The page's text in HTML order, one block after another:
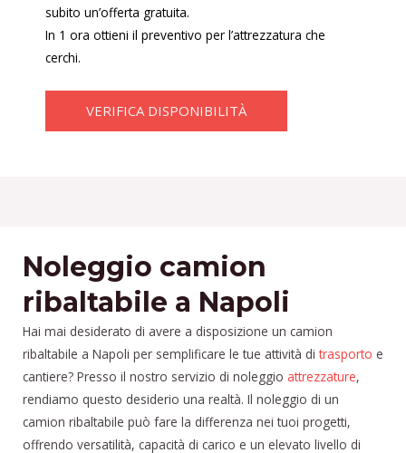
subito un’offerta gratuita.
In 1 ora ottieni il preventivo per l’attrezzatura che
cerchi.
VERIFICA DISPONIBILITÀ
Noleggio camion
ribaltabile a Napoli
Hai mai desiderato di avere a disposizione un camion
ribaltabile a Napoli per semplificare le tue attività ditrasporto e
cantiere? Presso il nostro servizio di noleggio attrezzature,
rendiamo questo desiderio una realtà. Il noleggio di un
camion ribaltabile può fare la differenza nei tuoi progetti,
offrendo versatilità, capacità di carico e un elevato livello di